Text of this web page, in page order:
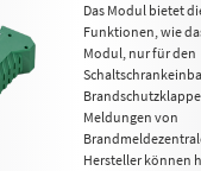
Das Modul bietet
Funktionen, wie
Modul, nur für den
Meldungen von
Hersteller können